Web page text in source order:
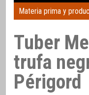
Materia prima y
Tuber
trufa
Périgord